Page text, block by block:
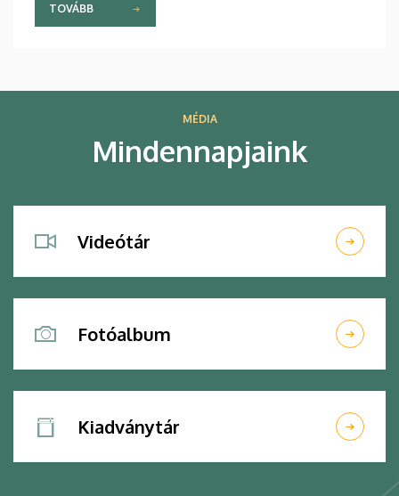
TOVÁBB
MÉDIA
Mindennapjaink
Videótár
Fotóalbum
Kiadványtár